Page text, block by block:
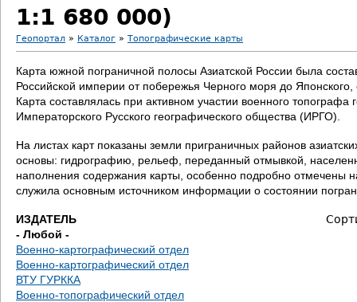
1:1 680 000)
В
ы
д
е
с
ь
Геопортал » Каталог » Топографические карты
Карта южной пограничной полосы Азиатской России была
Российской империи от побережья Черного моря до
Карта составлялась при активном участии военного
Императорского Русского географического общества (ИРГО).
На листах карт показаны земли приграничных районов
основы: гидрографию, рельеф, переданный отмывкой,
наполнения содержания карты, особенно подробно отмечены
служила основным источником информации о состоянии
ИЗДАТЕЛЬ
- Любой -
Военно-картографический отдел
Военно-картографический отдел
ВТУ ГУРККА
Военно-топографический отдел